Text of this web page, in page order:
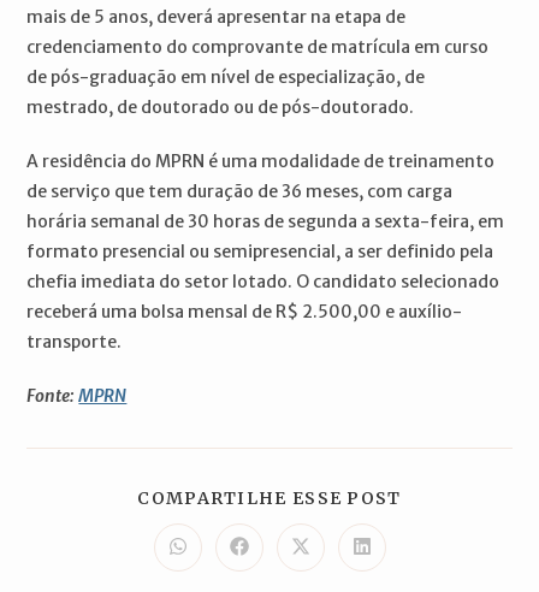
mais de 5 anos, deverá apresentar na etapa de
credenciamento do comprovante de matrícula em curso
de pós-graduação em nível de especialização, de
mestrado, de doutorado ou de pós-doutorado.
A residência do MPRN é uma modalidade de treinamento
de serviço que tem duração de 36 meses, com carga
horária semanal de 30 horas de segunda a sexta-feira, em
formato presencial ou semipresencial, a ser definido pela
chefia imediata do setor lotado. O candidato selecionado
receberá uma bolsa mensal de R$ 2.500,00 e auxílio-
transporte.
Fonte:MPRN
COMPARTILHE ESSE POST
Abre
em
Abre
em
Abre
em
Abre
em